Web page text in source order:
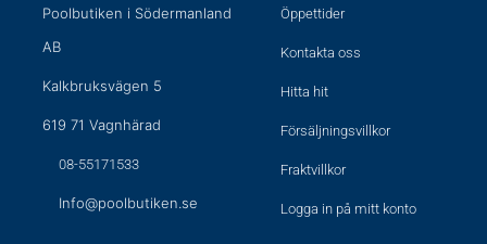
Poolbutiken i Södermanland
AB
Kalkbruksvägen 5
619 71 Vagnhärad
08-55171533
Info@poolbutiken.se
Öppettider
Kontakta oss
Hitta hit
Försäljningsvillkor
Fraktvillkor
Logga in på mitt konto